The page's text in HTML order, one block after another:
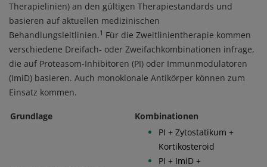
Therapielinien) an den gültigen Therapiestandards und
basieren auf aktuellen medizinischen
Behandlungsleitlinien.1 Für die Zweitlinientherapie kommen
verschiedene Dreifach- oder Zweifachkombinationen infrage,
die auf Proteasom-Inhibitoren (PI) oder Immunmodulatoren
(ImiD) basieren. Auch monoklonale Antikörper können zum
Einsatz kommen.
Grundlage Kombinationen
PI + Zytostatikum +
Kortikosteroid
PI + ImiD +